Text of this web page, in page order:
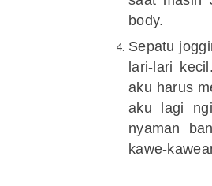
body.
Sepatu
lari-lari
aku harus
aku lagi
nyaman
kawe-